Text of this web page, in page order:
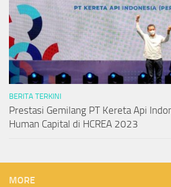
BERITA TERKINI
Prestasi Gemilang PT Kereta Api
Human Capital di HCREA 2023
MORE